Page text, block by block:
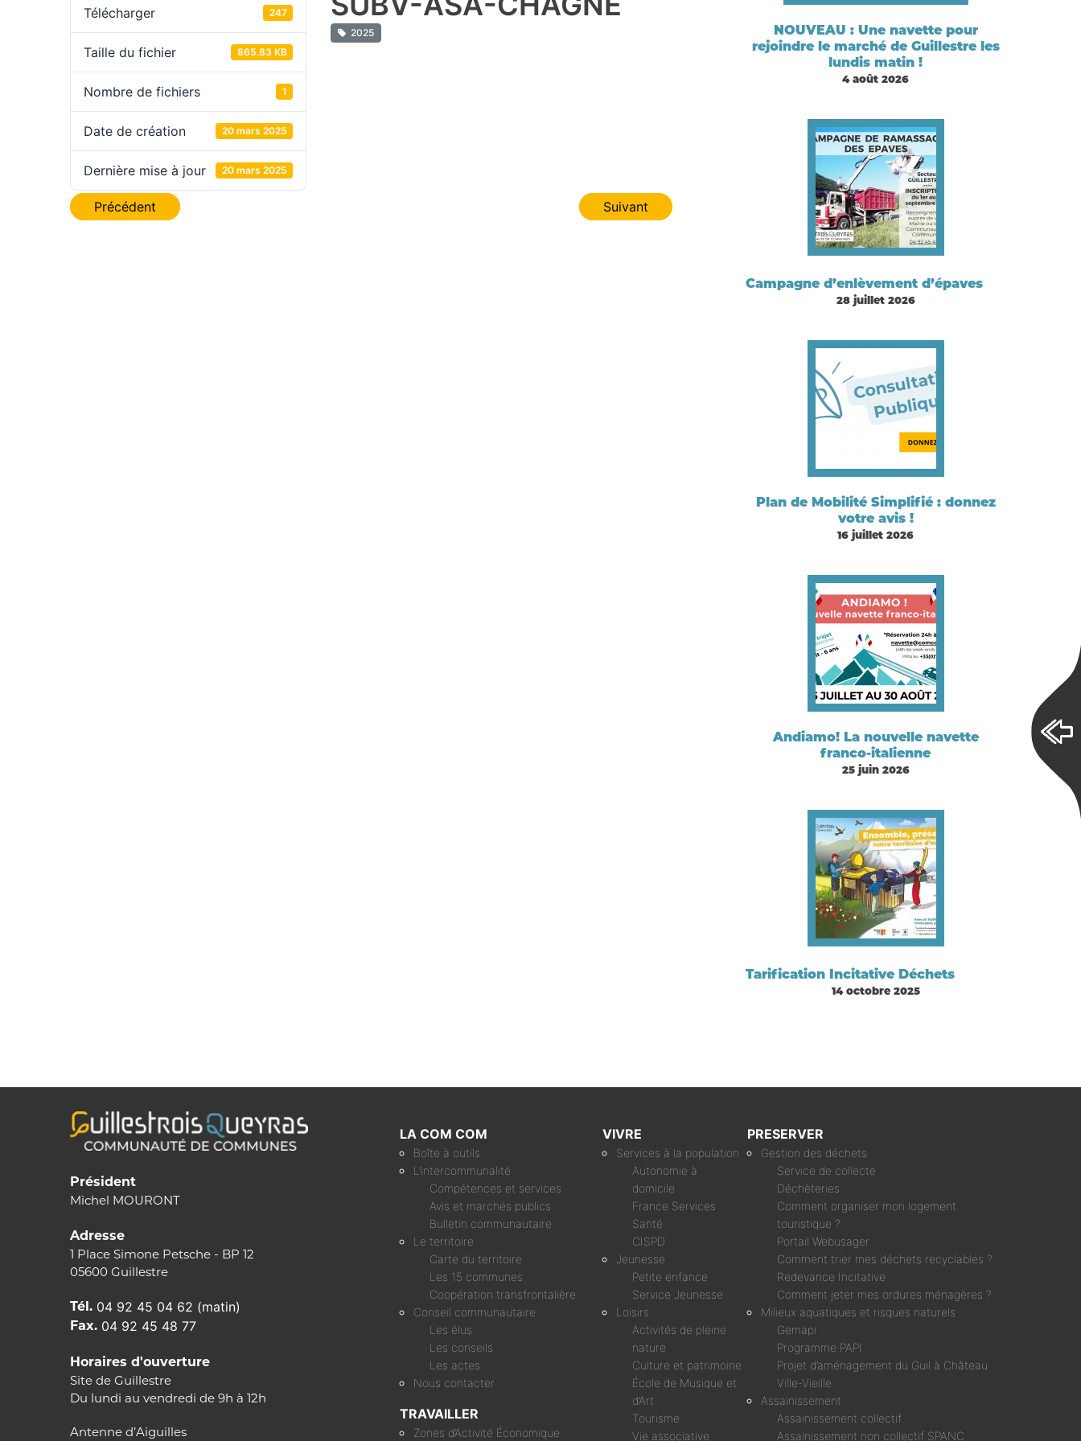
Télécharger 247
Taille du fichier 865.83 KB
Nombre de fichiers 1
Date de création 20 mars 2025
Dernière mise à jour 20 mars 2025
2025
Navigation
Précédent Suivant
NOUVEAU : Une navette pour
rejoindre le marché de Guillestre les
lundis matin !
4 août 2026
Campagne d’enlèvement d’épaves
28 juillet 2026
Plan de Mobilité Simplifié : donnez
votre avis !
16 juillet 2026
Andiamo! La nouvelle navette
franco-italienne
25 juin 2026
Tarification Incitative Déchets
14 octobre 2025
Président
Michel MOURONT
Adresse
1 Place Simone Petsche - BP 12
05600 Guillestre
Tél. 04 92 45 04 62 (matin)
Fax. 04 92 45 48 77
Horaires d'ouverture
Site de Guillestre
Du lundi au vendredi de 9h à 12h
Antenne d’Aiguilles
LA COM COM
Boîte à outils
L’intercommunalité
Compétences et services
Avis et marchés publics
Bulletin communautaire
Le territoire
Carte du territoire
Les 15 communes
Coopération transfrontalière
Conseil communautaire
Les élus
Les conseils
Les actes
Nous contacter
TRAVAILLER
Zones d’Activité Économique
VIVRE
Services à la population
Autonomie à
domicile
France Services
Santé
CISPD
Jeunesse
Petite enfance
Service Jeunesse
Loisirs
Activités de pleine
nature
Culture et patrimoine
École de Musique et
d’Art
Tourisme
Vie associative
PRESERVER
Gestion des déchets
Service de collecte
Déchèteries
Comment organiser mon logement
touristique ?
Portail Webusager
Comment trier mes déchets recyclables ?
Redevance Incitative
Comment jeter mes ordures ménagères ?
Milieux aquatiques et risques naturels
Gemapi
Programme PAPI
Projet d’aménagement du Guil à Château
Ville-Vieille
Assainissement
Assainissement collectif
Assainissement non collectif SPANC